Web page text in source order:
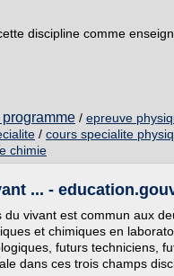
discipline comme
/ epreuve
/ cours specialite
chimie
... -
vivant est commun aux
et chimiques en
futurs techniciens,
dans ces trois champs